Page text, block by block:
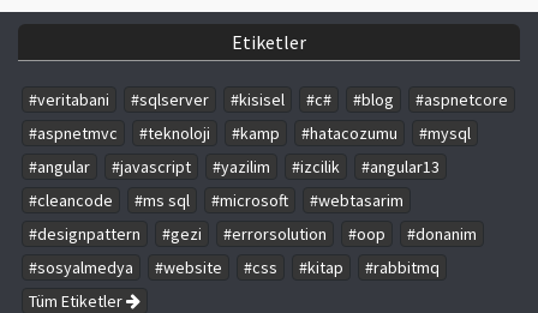
Etiketler
#veritabani #sqlserver #kisisel #c# #blog
#aspnetcore
#aspnetmvc
#teknoloji #kamp #hatacozumu
#mysql
#angular
#javascript #yazilim #izcilik
#angular13
#cleancode
#ms sql #microsoft
#webtasarim
#designpattern
#gezi #errorsolution #oop
#donanim
#sosyalmedya
#website #css #kitap
#rabbitmq
Tüm Etiketler